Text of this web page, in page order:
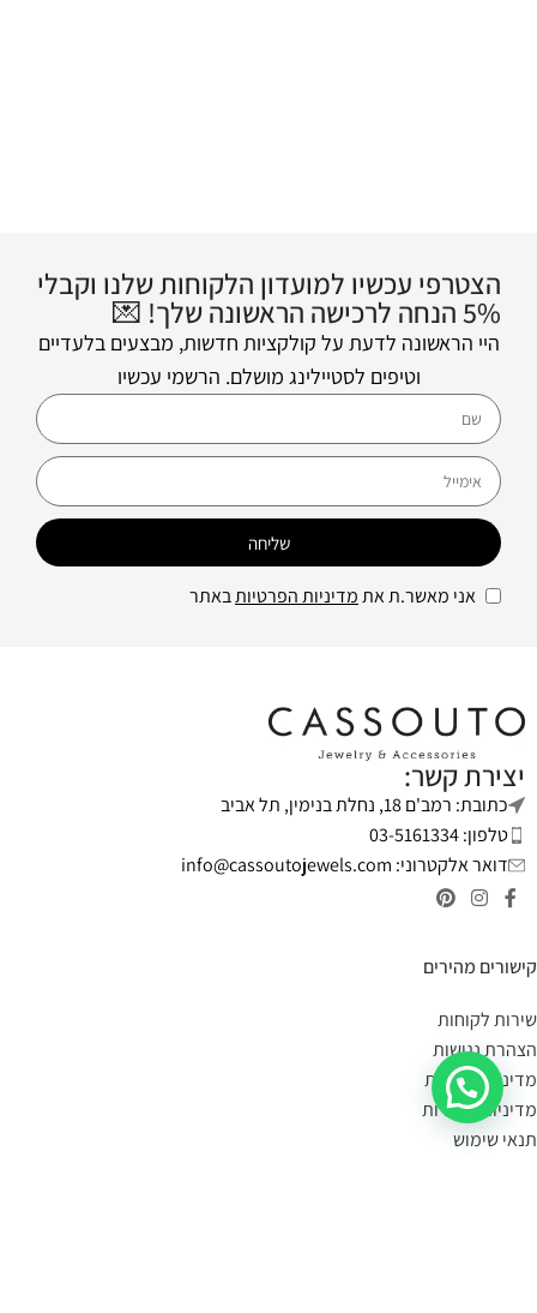
הצטרפי עכשיו למועדון הלקוחות שלנו וקבלי
5% הנחה לרכישה הראשונה שלך! 💌
היי הראשונה לדעת על קולקציות חדשות, מבצעים בלעדיים
וטיפים לסטיילינג מושלם. הרשמי עכשיו
אני מאשר.ת אתמדיניות הפרטיותבאתר
שליחה
יצירת קשר:
כתובת: רמב'ם 18, נחלת בנימין, תל אביב
טלפון: 03-5161334
דואר אלקטרוני: info@cassoutojewels.com
קישורים מהירים
שירות לקוחות
הצהרת נגישות
מדיניות פרטיות
מדיניות החזרות
תנאי שימוש